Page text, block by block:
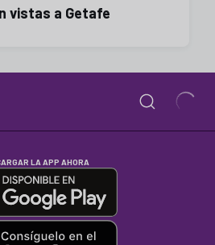
vistas a Getafe
LA APP AHORA